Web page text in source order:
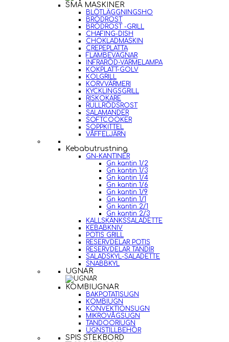
SMÅ MASKINER
BLÖTLÄGGNINGSHO
BRÖDROST
BRÖDROST -GRILL
CHAFING-DISH
CHOKLADMASKIN
CREPEPLATTA
FLAMBEVAGNAR
INFRARÖD-VÄRMELAMPA
KOKPLATT-GOLV
KOLGRILL
KORVVÄRMERI
KYCKLINGSGRILL
RISKOKARE
RULLRÖDSROST
SALAMANDER
SOFTCOOKER
SOPPKITTEL
VÅFFELJÄRN
Kebabutrustning
GN-KANTINER
Gn kantin 1/2
Gn kantin 1/3
Gn kantin 1/4
Gn kantin 1/6
Gn kantin 1/9
Gn kantin 1/1
Gn kantin 2/1
Gn kantin 2/3
KALLSKÄNKSSALADETTE
KEBABKNIV
POTIS GRILL
RESERVDELAR POTIS
RESERVDELAR TANDIR
SALADSKYL-SALADETTE
SNABBKYL
UGNAR
KOMBIUGNAR
BAKPOTATISUGN
KOMBIUGN
KONVEKTIONSUGN
MIKROVÅGSUGN
TANDOORIUGN
UGNSTILLBEHÖR
SPIS STEKBORD